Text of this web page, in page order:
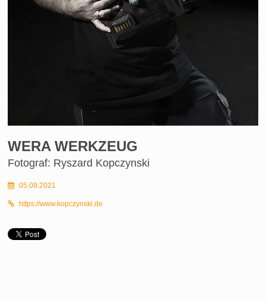
WERA WERKZEUG
Fotograf: Ryszard Kopczynski
05.09.2021
https://www.kopczynski.de